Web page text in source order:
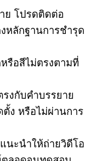
ย โปรดติดต่อ
หลักฐานการชํารุด
รือสีไม่ตรงตามที่
งกับคำบรรยาย
ง หรือไม่ผ่านการ
นะนำให้ถ่ายวิดีโอ